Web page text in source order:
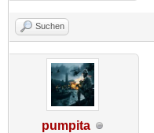
Suchen
pumpita